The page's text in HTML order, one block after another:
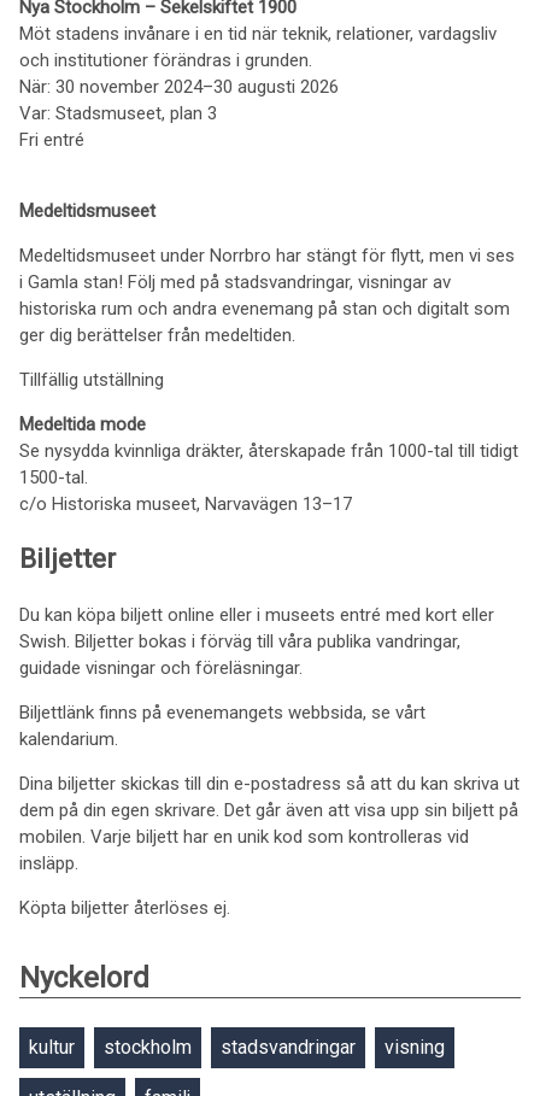
Nya Stockholm – Sekelskiftet 1900
Möt stadens invånare i en tid när teknik, relationer, vardagsliv
och institutioner förändras i grunden.
När: 30 november 2024–30 augusti 2026
Var: Stadsmuseet, plan 3
Fri entré
Medeltidsmuseet
Medeltidsmuseet under Norrbro har stängt för flytt, men vi ses
i Gamla stan! Följ med på stadsvandringar, visningar av
historiska rum och andra evenemang på stan och digitalt som
ger dig berättelser från medeltiden.
Tillfällig utställning
Medeltida mode
Se nysydda kvinnliga dräkter, återskapade från 1000-tal till tidigt
1500-tal.
c/o Historiska museet, Narvavägen 13–17
Biljetter
Du kan köpa biljett online eller i museets entré med kort eller
Swish. Biljetter bokas i förväg till våra publika vandringar,
guidade visningar och föreläsningar.
Biljettlänk finns på evenemangets webbsida, se vårt
kalendarium.
Dina biljetter skickas till din e-postadress så att du kan skriva ut
dem på din egen skrivare. Det går även att visa upp sin biljett på
mobilen. Varje biljett har en unik kod som kontrolleras vid
insläpp.
Köpta biljetter återlöses ej.
Nyckelord
kultur stockholm stadsvandringar visning